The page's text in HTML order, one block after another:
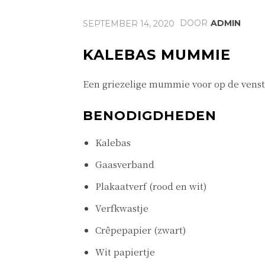
SEPTEMBER 14, 2020 DOOR ADMIN
KALEBAS MUMMIE
Een griezelige mummie voor op de
BENODIGDHEDEN
Kalebas
Gaasverband
Plakaatverf (rood en wit)
Verfkwastje
Crêpepapier (zwart)
Wit papiertje